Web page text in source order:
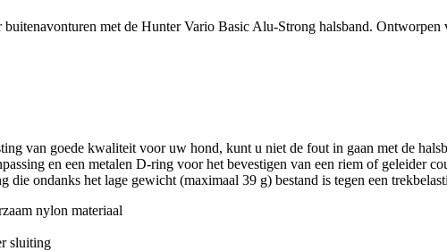
met de Hunter Vario Basic Alu-Strong halsband. Ontworpen
van goede kwaliteit voor uw hond, kunt u niet de fout in gaan met de
en een metalen D-ring voor het bevestigen van een riem of geleider
ondanks het lage gewicht (maximaal 39 g) bestand is tegen een
nylon materiaal
sluiting